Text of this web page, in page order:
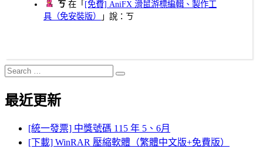
ㄎ 在「 [免費] AniFX 滑鼠游標編輯、製作工
具（免安裝版）
」說：ㄎ
Search
for:
Search
最近更新
[統一發票] 中獎號碼 115 年 5、6月
[下載] WinRAR 壓縮軟體（繁體中文版+免費版）